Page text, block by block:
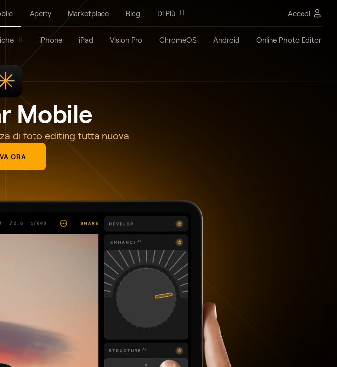
iPhone iPad Vision Pro ChromeOS Android Online Photo Editor
Aperty Marketplace Blog Di Più Accedi
Mobile
di foto editing tutta nuova
ORA